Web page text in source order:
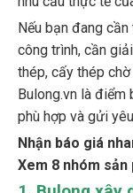
Nếu bạn đang
công trình, cần
thép, cấy thép
Bulong.vn là điểm
phù hợp và gửi
Nhận báo giá
Xem 8 nhóm sản
1. Bulong xây